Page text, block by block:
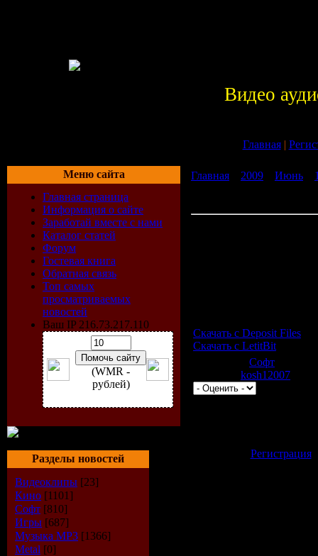
Видео
Главная|
Меню сайта
Главная страница
Информация о сайте
Заработай вместе с нами
Каталог статей
Форум
Гостевая книга
Обратная связь
Топ самых
просматриваемых
новостей
Ваш IP 216.73.217.110
(WMR -
рублей)
Разделы новостей
Видеоклипы [23]
Кино [1101]
Софт [810]
Игры [687]
Музыка МР3 [1366]
Metal [0]
Главная 2009 Июнь
Скачать с Deposit Files
Скачать с LetitBit
Софт
kosh12007
Регистрация